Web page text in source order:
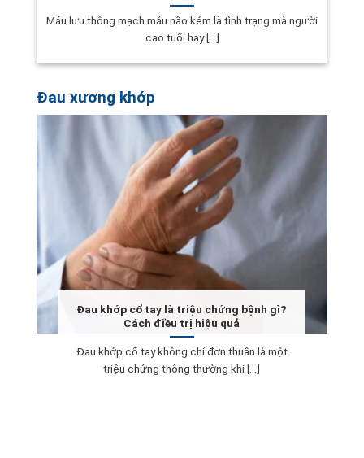
Máu lưu thông mạch máu não kém là tình trạng mà người
cao tuổi hay [...]
Đau xương khớp
Đau khớp cổ tay là triệu chứng bệnh gì?
Cách điều trị hiệu quả
Đau khớp cổ tay không chỉ đơn thuần là một
triệu chứng thông thường khi [...]